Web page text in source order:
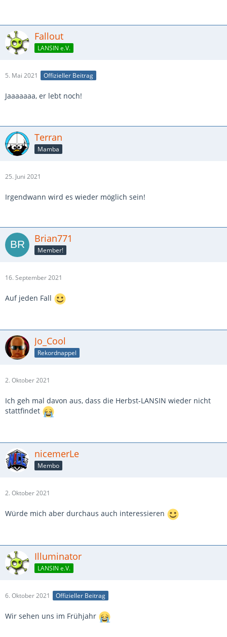
Fallout
LANSIN e.V.
5. Mai 2021 Offizieller Beitrag
Jaaaaaaa, er lebt noch!
Terran
Mamba
25. Juni 2021
Irgendwann wird es wieder möglich sein!
Brian771
Member!
16. September 2021
Auf jeden Fall
Jo_Cool
Rekordnappel
2. Oktober 2021
Ich geh mal davon aus, dass die Herbst-LANSIN wieder nicht
stattfindet
nicemerLe
Membo
2. Oktober 2021
Würde mich aber durchaus auch interessieren
Illuminator
LANSIN e.V.
6. Oktober 2021 Offizieller Beitrag
Wir sehen uns im Frühjahr